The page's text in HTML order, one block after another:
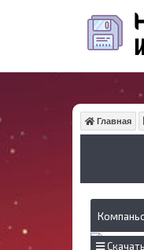
Главная